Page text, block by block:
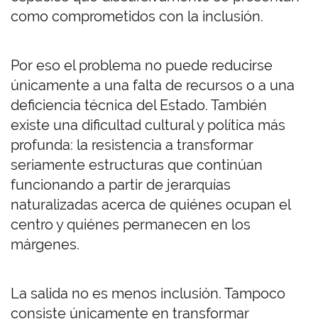
como comprometidos con la inclusión.
Por eso el problema no puede reducirse
únicamente a una falta de recursos o a una
deficiencia técnica del Estado. También
existe una dificultad cultural y política más
profunda: la resistencia a transformar
seriamente estructuras que continúan
funcionando a partir de jerarquías
naturalizadas acerca de quiénes ocupan el
centro y quiénes permanecen en los
márgenes.
La salida no es menos inclusión. Tampoco
consiste únicamente en transformar